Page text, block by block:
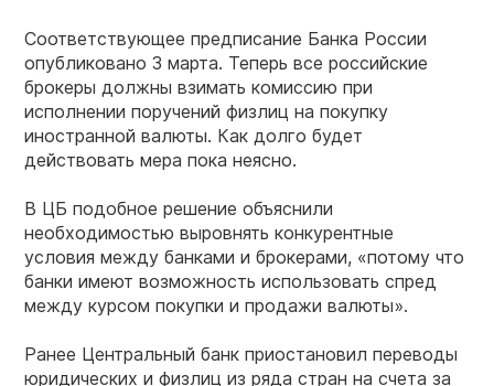
Соответствующее предписание Банка России
опубликовано 3 марта. Теперь все российские
брокеры должны взимать комиссию при
исполнении поручений физлиц на покупку
иностранной валюты. Как долго будет
действовать мера пока неясно.
В ЦБ подобное решение объяснили
необходимостью выровнять конкурентные
условия между банками и брокерами, «потому что
банки имеют возможность использовать спред
между курсом покупки и продажи валюты».
Ранее Центральный банк приостановил переводы
юридических и физлиц из ряда стран на счета за